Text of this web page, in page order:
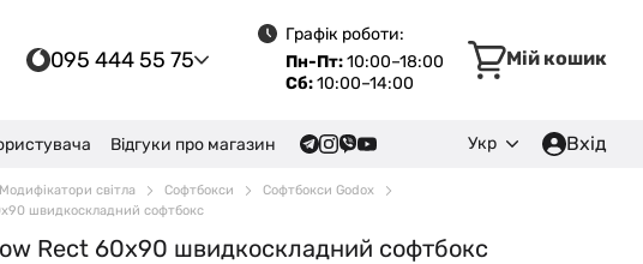
095 444 55 75
Графік роботи:
Пн-Пт:10:00–18:00
Сб:10:00–14:00
Мій кошик
Відгуки про магазин Укр Вхід
Модифікатори світла Софтбокси
Софтбокси Godox
швидкоскладний софтбокс
Rect 60x90 швидкоскладний софтбокс